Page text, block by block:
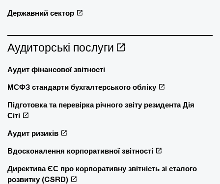
Державний сектор
Аудиторські послуги
Аудит фінансової звітності
МСФЗ стандарти бухгалтерського обліку
Підготовка та перевірка річного звіту резидента Дія
Сіті
Аудит ризиків
Вдосконалення корпоративної звітності
Директива ЄС про корпоративну звітність зі сталого
розвитку (CSRD)